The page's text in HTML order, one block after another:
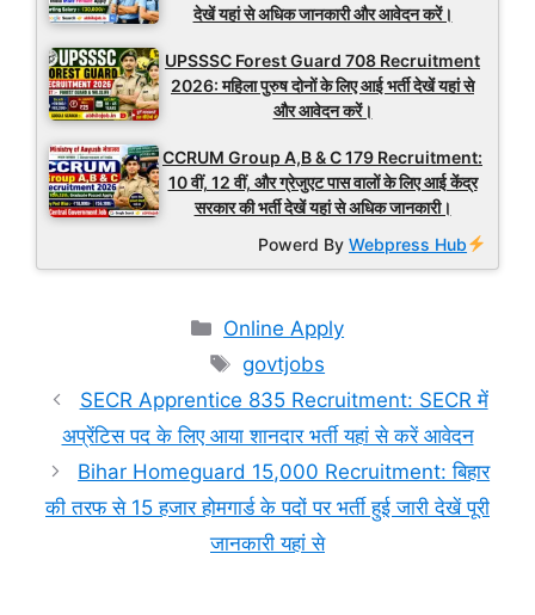
देखें यहां से अधिक जानकारी और आवेदन करें।
UPSSSC Forest Guard 708 Recruitment
2026: महिला पुरुष दोनों के लिए आई भर्ती देखें यहां से
और आवेदन करें।
CCRUM Group A,B & C 179 Recruitment:
10 वीं, 12 वीं, और ग्रेजुएट पास वालों के लिए आई केंद्र
सरकार की भर्ती देखें यहां से अधिक जानकारी।
Powerd ByWebpress Hub
Categories
Online Apply
Tags
govtjobs
SECR Apprentice 835 Recruitment: SECR में
अप्रेंटिस पद के लिए आया शानदार भर्ती यहां से करें आवेदन
Bihar Homeguard 15,000 Recruitment: बिहार
की तरफ से 15 हजार होमगार्ड के पदों पर भर्ती हुई जारी देखें पूरी
जानकारी यहां से